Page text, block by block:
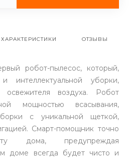
раз в 2
ОТЗЫВЫ
робот-пылесос, который,
интеллектуальной уборки,
освежителя воздуха. Робот
мощностью всасывания,
с уникальной щеткой,
Смарт-помощник точно
дома, предупреждая
доме всегда будет чисто и